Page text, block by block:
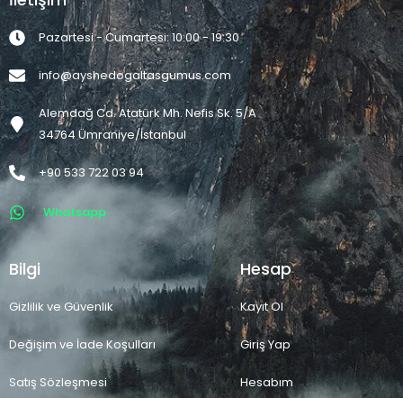
Pazartesi - Cumartesi: 10:00 - 19:30
info@ayshedogaltasgumus.com
Alemdağ Cd. Atatürk Mh. Nefis Sk. 5/A
34764 Ümraniye/İstanbul
+90 533 722 03 94
Whatsapp
Bilgi
Gizlilik ve Güvenlik
Değişim ve İade Koşulları
Satış Sözleşmesi
Hesap
Kayıt Ol
Giriş Yap
Hesabım